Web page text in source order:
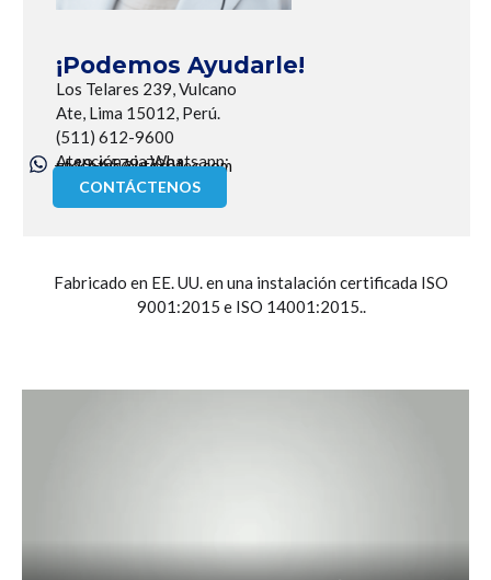
¡Podemos Ayudarle!
Los Telares 239, Vulcano
Ate, Lima 15012, Perú.
(511) 612-9600
Atención via Whatsapp:
+519-6579-7901
utecotec@utecotec.com
CONTÁCTENOS
Fabricado en EE. UU. en una instalación certificada ISO
9001:2015 e ISO 14001:2015..